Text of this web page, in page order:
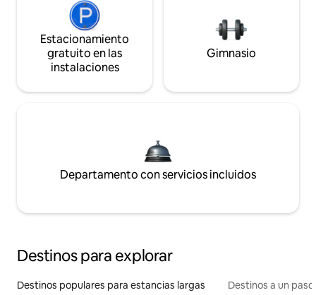
Estacionamiento
gratuito en las
instalaciones
Gimnasio
Departamento con servicios incluidos
Destinos para explorar
Destinos populares para estancias largas Destinos a un